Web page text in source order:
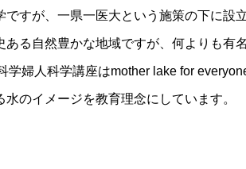
すが、一県一医大という施策の下に設
る自然豊かな地域ですが、何よりも有
学婦人科学講座はmother lake for
のイメージを教育理念にしています。